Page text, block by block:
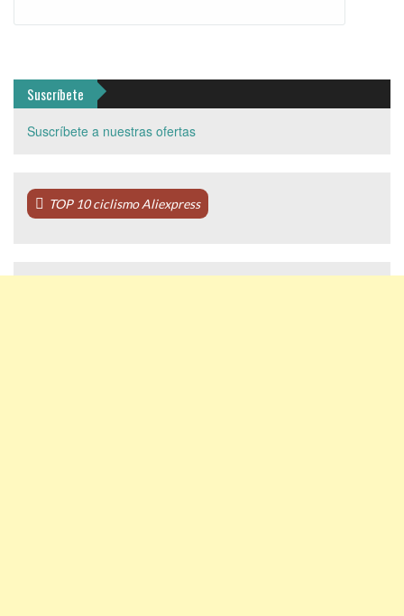
Suscríbete
Suscríbete a nuestras ofertas
TOP 10 ciclismo Aliexpress